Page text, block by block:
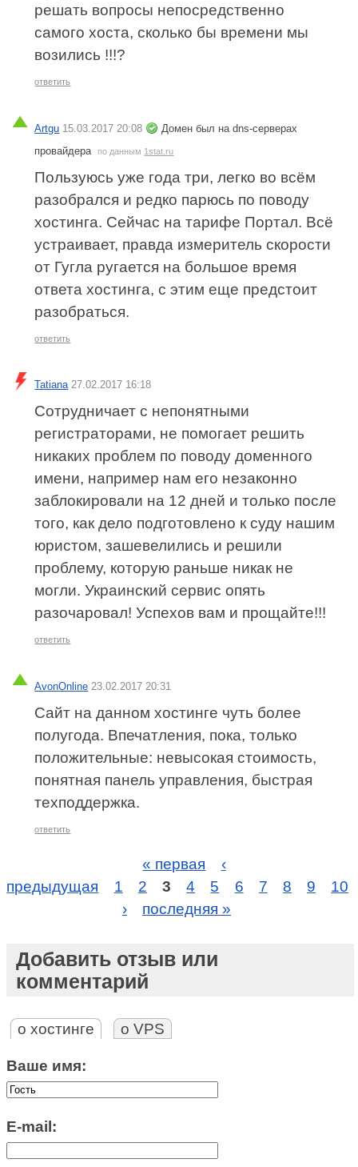
решать вопросы непосредственно
самого хоста, сколько бы времени мы
возились !!!?
ответить
Artgu 15.03.2017 20:08
Домен был на dns-серверах
провайдера
по данным 1stat.ru
Пользуюсь уже года три, легко во всём
разобрался и редко парюсь по поводу
хостинга. Сейчас на тарифе Портал. Всё
устраивает, правда измеритель скорости
от Гугла ругается на большое время
ответа хостинга, с этим еще предстоит
разобраться.
ответить
Tatiana 27.02.2017 16:18
Сотрудничает с непонятными
регистраторами, не помогает решить
никаких проблем по поводу доменного
имени, например нам его незаконно
заблокировали на 12 дней и только после
того, как дело подготовлено к суду нашим
юристом, зашевелились и решили
проблему, которую раньше никак не
могли. Украинский сервис опять
разочаровал! Успехов вам и прощайте!!!
ответить
AvonOnline 23.02.2017 20:31
Сайт на данном хостинге чуть более
полугода. Впечатления, пока, только
положительные: невысокая стоимость,
понятная панель управления, быстрая
техподдержка.
ответить
« первая
‹
предыдущая
1 2 3 4 5 6 7 8 9
10
›
последняя »
Добавить отзыв или
комментарий
о хостинге о VPS
Ваше имя:
E-mail: